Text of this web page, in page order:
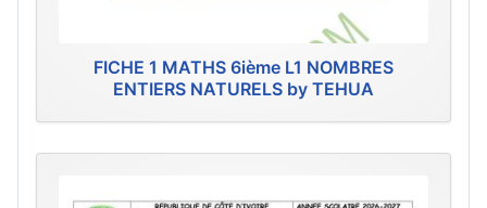
FICHE 1 MATHS 6ième L1 NOMBRES
ENTIERS NATURELS by TEHUA